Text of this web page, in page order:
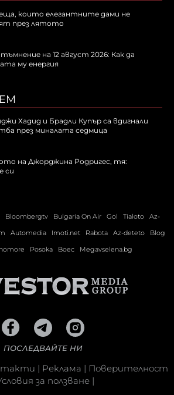
които елегантните дами не
през лятото
на 12 август 2026: Как да
му енергия
Хадид и Брадли Купър са вдигнали
през миналата седмица
на Джорджина Родригес, тя:
си
Bloombergtv Bulgaria On Air Gol Tialoto
Az-
Automedia Imoti.net Rabota Az-deteto
Blog
Posoka Boec Megavselena.bg
ПОСЛЕДВАЙТЕ НИ
| Реклама | Поверителност
за ползване|